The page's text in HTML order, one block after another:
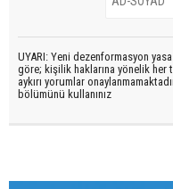
UYARI: Yeni dezenformasyon
göre; kişilik haklarına yönelik
aykırı yorumlar
bölümünü kullanınız